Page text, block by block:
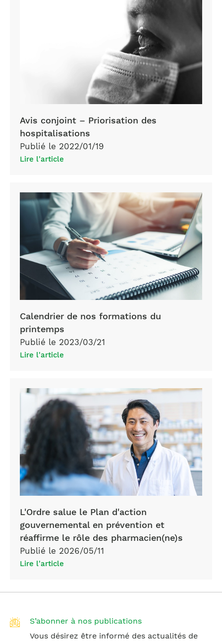
Avis conjoint – Priorisation des
hospitalisations
Publié le 2022/01/19
Lire l'article
Calendrier de nos formations du
printemps
Publié le 2023/03/21
Lire l'article
L'Ordre salue le Plan d'action
gouvernemental en prévention et
réaffirme le rôle des pharmacien(ne)s
Publié le 2026/05/11
Lire l'article
S’abonner à nos publications
Vous désirez être informé des actualités de